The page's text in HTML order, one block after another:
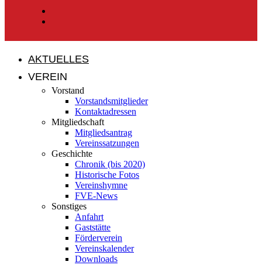
AKTUELLES
VEREIN
Vorstand
Vorstandsmitglieder
Kontaktadressen
Mitgliedschaft
Mitgliedsantrag
Vereinssatzungen
Geschichte
Chronik (bis 2020)
Historische Fotos
Vereinshymne
FVE-News
Sonstiges
Anfahrt
Gaststätte
Förderverein
Vereinskalender
Downloads